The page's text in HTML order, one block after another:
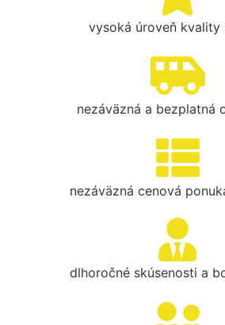
vysoká úroveň kvality
nezáväzná a bezplatná
nezáväzná cenová
dlhoročné skúsenosti a